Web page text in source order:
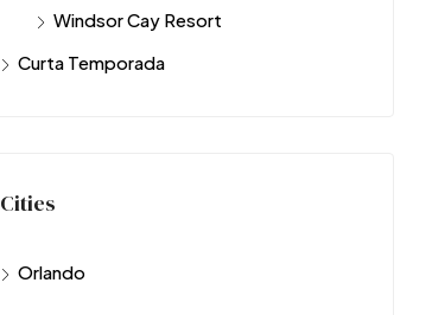
Windsor Cay Resort
Curta Temporada
Cities
Orlando